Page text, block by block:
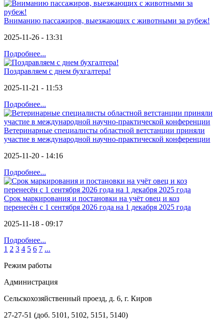
Вниманию пассажиров, выезжающих с животными за рубеж!
2025-11-26 - 13:31
Подробнее...
Поздравляем с днем бухгалтера!
2025-11-21 - 11:53
Подробнее...
Ветеринарные специалисты областной ветстанции приняли
участие в международной научно-практической конференции
2025-11-20 - 14:16
Подробнее...
Срок маркирования и постановки на учёт овец и коз
перенесён с 1 сентября 2026 года на 1 декабря 2025 года
2025-11-18 - 09:17
Подробнее...
1 2 3 4 5 6 7 ...
Режим работы
Администрация
Сельскохозяйственный проезд, д. 6, г. Киров
27-27-51 (доб. 5101, 5102, 5151, 5140)